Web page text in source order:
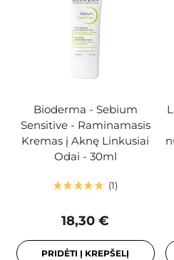
Bioderma - Sebium
Sensitive - Raminamasis
Kremas į Aknę Linkusiai
Odai - 30ml
1
18,30 €
PRIDĖTI Į KREPŠELĮ